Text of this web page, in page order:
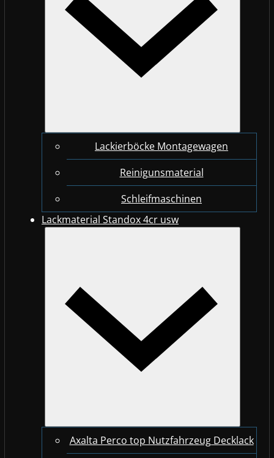
Lackierböcke Montagewagen
Reinigunsmaterial
Schleifmaschinen
Lackmaterial Standox 4cr usw
Axalta Perco top Nutzfahrzeug Decklack